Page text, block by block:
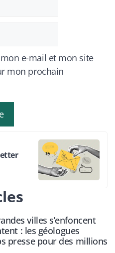
e-mail et mon site
mon prochain
villes s’enfoncent
: les géologues
presse pour des millions